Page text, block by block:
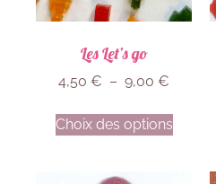
Les Let’s go
4,50 € – 9,00 €
Choix des options